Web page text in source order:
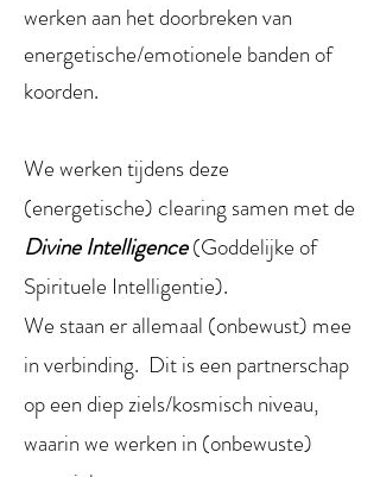
werken aan het doorbreken van
energetische/emotionele banden of
koorden.
We werken tijdens deze
(energetische) clearing samen met de
Divine Intelligence(Goddelijke of
Spirituele Intelligentie).
We staan er allemaal (onbewust) mee
in verbinding. Dit is een partnerschap
op een diep ziels/kosmisch niveau,
waarin we werken in (onbewuste)